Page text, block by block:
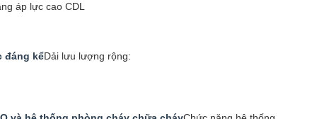
áp lực cao CDL
đáng kểDải lưu lượng rộng: